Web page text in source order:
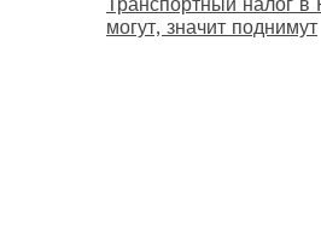
могут, значит поднимут